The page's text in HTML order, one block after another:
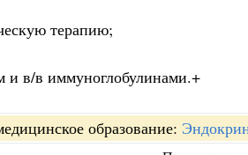
терапию;
и в/в иммуноглобулинами.+
образование: